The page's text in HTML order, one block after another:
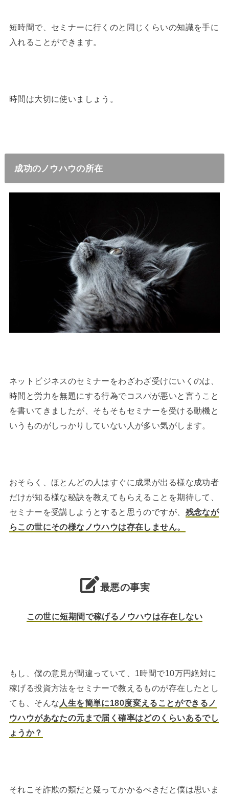
短時間で、セミナーに行くのと同じくらいの知識を手に
入れることができます。
時間は大切に使いましょう。
成功のノウハウの所在
ネットビジネスのセミナーをわざわざ受けにいくのは、
時間と労力を無題にする行為でコスパが悪いと言うこと
を書いてきましたが、そもそもセミナーを受ける動機と
いうものがしっかりしていない人が多い気がします。
おそらく、ほとんどの人はすぐに成果が出る様な成功者
だけが知る様な秘訣を教えてもらえることを期待して、
セミナーを受講しようとすると思うのですが、 残念なが
らこの世にその様なノウハウは存在しません。
最悪の事実
この世に短期間で稼げるノウハウは存在しない
もし、僕の意見が間違っていて、1時間で10万円絶対に
稼げる投資方法をセミナーで教えるものが存在したとし
ても、そんな 人生を簡単に180度変えることができるノ
ウハウがあなたの元まで届く確率はどのくらいあるでし
ょうか？
それこそ詐欺の類だと疑ってかかるべきだと僕は思いま